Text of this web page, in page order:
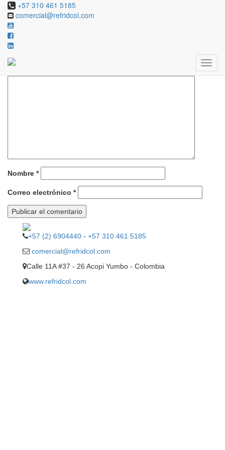
+57 310 461 5185
comercial@refridcol.com
Deja una respuesta
Tu dirección de correo electrónico no será publicada.
Comentario
Nombre *
Correo electrónico *
+57 (2) 6904440 - +57 310 461 5185
comercial@refridcol.com
Calle 11A #37 - 26 Acopi Yumbo - Colombia
www.refridcol.com